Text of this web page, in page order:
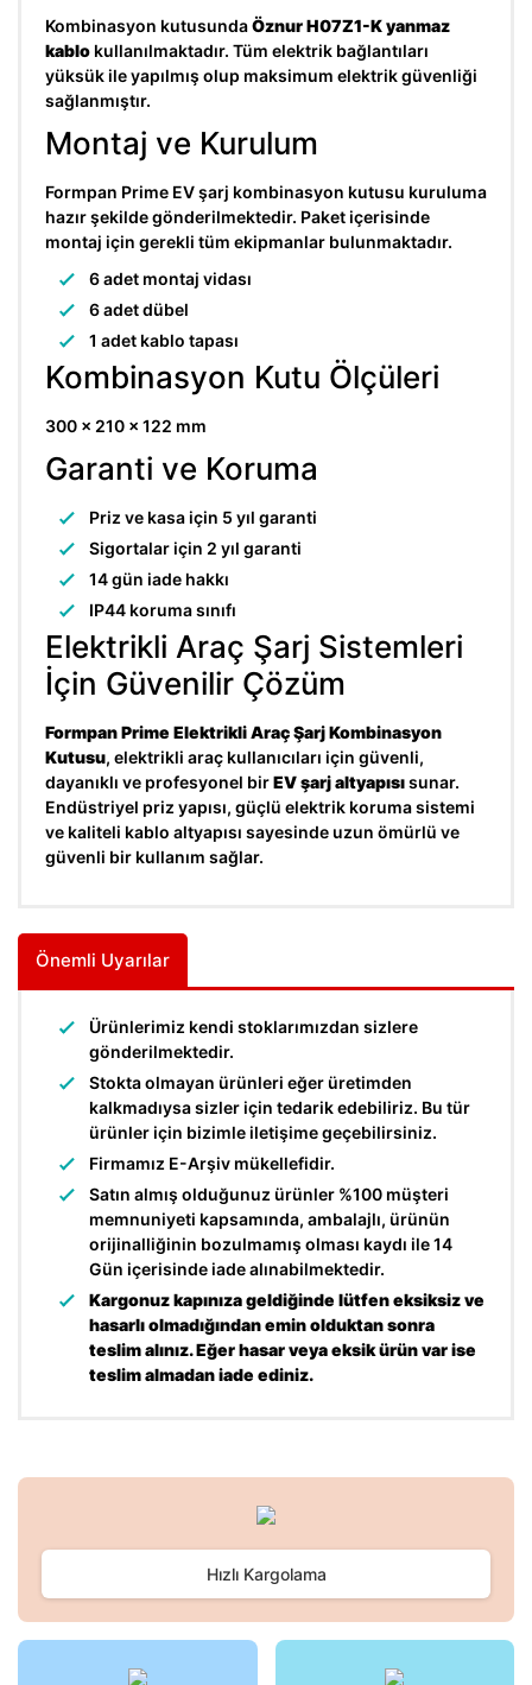
Kombinasyon kutusundaÖznur H07Z1-K yanmaz
kablo kullanılmaktadır. Tüm elektrik bağlantıları
yüksük ile yapılmış olup maksimum elektrik güvenliği
sağlanmıştır.
Montaj ve Kurulum
Formpan Prime EV şarj kombinasyon kutusu kuruluma
hazır şekilde gönderilmektedir. Paket içerisinde
montaj için gerekli tüm ekipmanlar bulunmaktadır.
6 adet montaj vidası
6 adet dübel
1 adet kablo tapası
Kombinasyon Kutu Ölçüleri
300 x 210 x 122 mm
Garanti ve Koruma
Priz ve kasa için 5 yıl garanti
Sigortalar için 2 yıl garanti
14 gün iade hakkı
IP44 koruma sınıfı
Elektrikli Araç Şarj Sistemleri
İçin Güvenilir Çözüm
Formpan Prime Elektrikli Araç Şarj Kombinasyon
Kutusu, elektrikli araç kullanıcıları için güvenli,
dayanıklı ve profesyonel birEV şarj altyapısısunar.
Endüstriyel priz yapısı, güçlü elektrik koruma sistemi
ve kaliteli kablo altyapısı sayesinde uzun ömürlü ve
güvenli bir kullanım sağlar.
Önemli Uyarılar
Ürünlerimiz kendi stoklarımızdan sizlere
gönderilmektedir.
Stokta olmayan ürünleri eğer üretimden
kalkmadıysa sizler için tedarik edebiliriz. Bu tür
ürünler için bizimle iletişime geçebilirsiniz.
Firmamız E-Arşiv mükellefidir.
Satın almış olduğunuz ürünler %100 müşteri
memnuniyeti kapsamında, ambalajlı, ürünün
orijinalliğinin bozulmamış olması kaydı ile 14
Gün içerisinde iade alınabilmektedir.
Kargonuz kapınıza geldiğinde lütfen eksiksiz ve
hasarlı olmadığından emin olduktan sonra
teslim alınız. Eğer hasar veya eksik ürün var ise
teslim almadan iade ediniz.
Bu ürüne ilk yorumu siz yapın!
Yorum Yaz
kullanarak tarafımıza iletebilirsiniz.
Ürün resmi kalitesiz, bozuk veya görüntülenemiyor.
Hızlı Kargolama